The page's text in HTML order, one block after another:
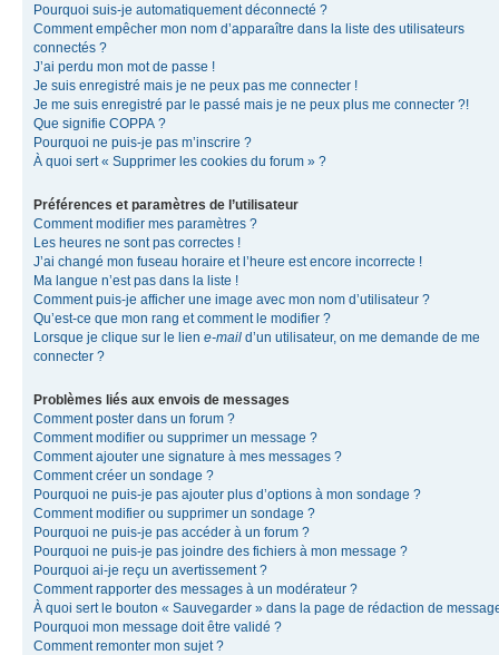
Pourquoi suis-je automatiquement déconnecté ?
Comment empêcher mon nom d’apparaître dans la liste des utilisateurs
connectés ?
J’ai perdu mon mot de passe !
Je suis enregistré mais je ne peux pas me connecter !
Je me suis enregistré par le passé mais je ne peux plus me connecter ?!
Que signifie COPPA ?
Pourquoi ne puis-je pas m’inscrire ?
À quoi sert « Supprimer les cookies du forum » ?
Préférences et paramètres de l’utilisateur
Comment modifier mes paramètres ?
Les heures ne sont pas correctes !
J’ai changé mon fuseau horaire et l’heure est encore incorrecte !
Ma langue n’est pas dans la liste !
Comment puis-je afficher une image avec mon nom d’utilisateur ?
Qu’est-ce que mon rang et comment le modifier ?
Lorsque je clique sur le lien e-mail d’un utilisateur, on me demande de me
connecter ?
Problèmes liés aux envois de messages
Comment poster dans un forum ?
Comment modifier ou supprimer un message ?
Comment ajouter une signature à mes messages ?
Comment créer un sondage ?
Pourquoi ne puis-je pas ajouter plus d’options à mon sondage ?
Comment modifier ou supprimer un sondage ?
Pourquoi ne puis-je pas accéder à un forum ?
Pourquoi ne puis-je pas joindre des fichiers à mon message ?
Pourquoi ai-je reçu un avertissement ?
Comment rapporter des messages à un modérateur ?
À quoi sert le bouton « Sauvegarder » dans la page de rédaction de
Pourquoi mon message doit être validé ?
Comment remonter mon sujet ?